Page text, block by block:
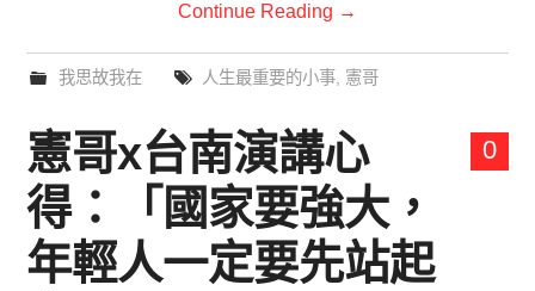
Continue Reading →
我思故我在 人生最重要的小事, 憲哥
0
憲哥x台南演講心
得：「國家要強大，
年輕人一定要先站起